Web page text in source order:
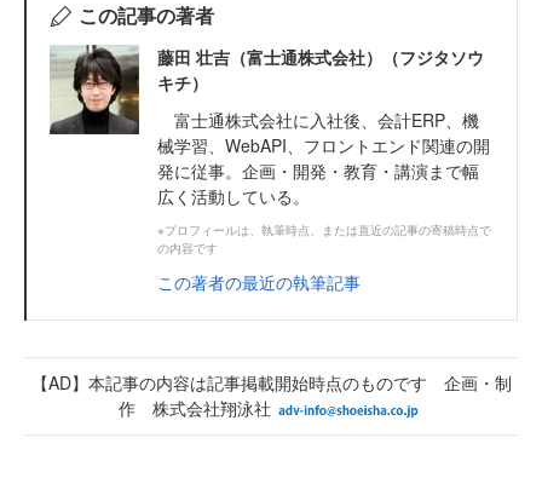
この記事の著者
藤田 壮吉（富士通株式会社）（フジタソウ
キチ）
富士通株式会社に入社後、会計ERP、機
械学習、WebAPI、フロントエンド関連の開
発に従事。企画・開発・教育・講演まで幅
広く活動している。
※プロフィールは、執筆時点、または直近の記事の寄稿時点で
の内容です
この著者の最近の執筆記事
【AD】本記事の内容は記事掲載開始時点のものです 企画・制
作 株式会社翔泳社